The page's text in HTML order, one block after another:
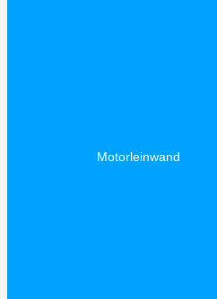
Motorleinwand